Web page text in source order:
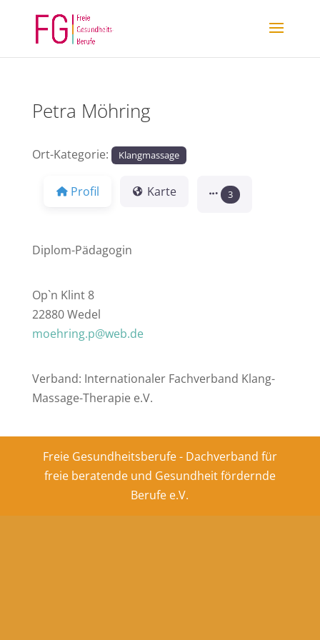
Petra Möhring
Ort-Kategorie: Klangmassage
Profil Karte 3
Diplom-Pädagogin
Op`n Klint 8
22880 Wedel
moehring.p@web.de
Verband: Internationaler Fachverband Klang-
Massage-Therapie e.V.
Freie Gesundheitsberufe - Dachverband für
freie beratende und Gesundheit fördernde
Berufe e.V.